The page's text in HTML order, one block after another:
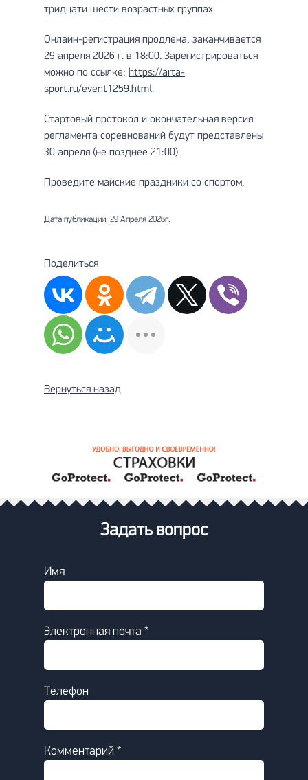
тридцати шести возрастных группах.
Онлайн-регистрация продлена, заканчивается
29 апреля 2026 г. в 18:00. Зарегистрироваться
можно по ссылке: https://arta-
sport.ru/event1259.html.
Стартовый протокол и окончательная версия
регламента соревнований будут представлены
30 апреля (не позднее 21:00).
Проведите майские праздники со спортом.
Дата публикации: 29 Апреля 2026г.
Поделиться
Вернуться назад
Задать вопрос
Имя
Электронная почта *
Телефон
Комментарий *